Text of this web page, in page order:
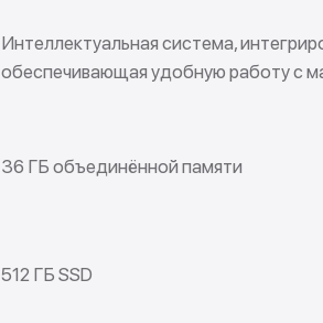
Интеллектуальная система,
обеспечивающая удобную работу с
36 ГБ объединённой памяти
512 ГБ SSD